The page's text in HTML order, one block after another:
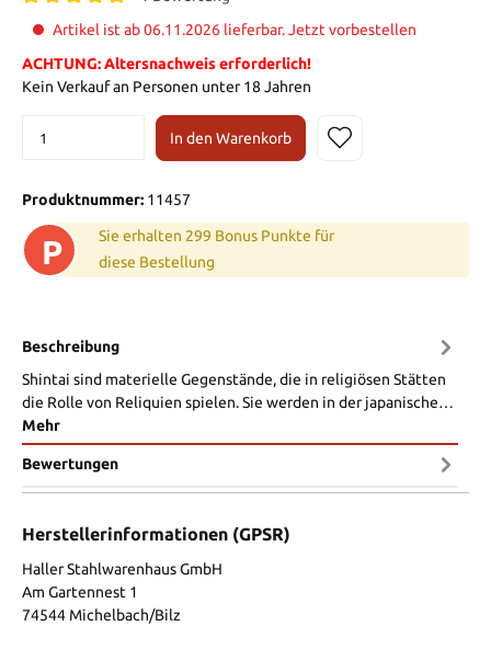
Artikel ist ab 06.11.2026 lieferbar. Jetzt vorbestellen
ACHTUNG: Altersnachweis erforderlich!
Kein Verkauf an Personen unter 18 Jahren
In den Warenkorb
Produktnummer: 11457
P
Sie erhalten 299 Bonus Punkte für
diese Bestellung
Beschreibung
Shintai sind materielle Gegenstände, die in religiösen Stätten
die Rolle von Reliquien spielen. Sie werden in der japanische…
Mehr
Bewertungen
Herstellerinformationen (GPSR)
Haller Stahlwarenhaus GmbH
Am Gartennest 1
74544 Michelbach/Bilz